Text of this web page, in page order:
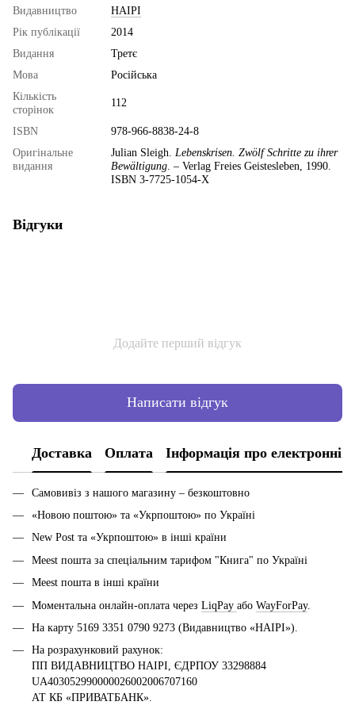
Видавництво
НАІРІ
Рік публікації
2014
Видання
Третє
Мова
Російська
Кількість
сторінок
112
ISBN
978-966-8838-24-8
Оригінальне
видання
Julian Sleigh. Lebenskrisen. Zwölf Schritte zu ihrer
Bewältigung . – Verlag Freies Geistesleben, 1990.
ISBN 3-7725-1054-X
Відгуки
Додайте перший відгук
Написати відгук
Доставка Оплата Інформація про електронні
Самовивіз з нашого магазину – безкоштовно
«Новою поштою» та «Укрпоштою» по Україні
New Post та «Укрпоштою» в інші країни
Meest пошта за спеціальним тарифом "Книга" по Україні
Meest пошта в інші країни
Моментальна онлайн-оплата через LiqPay або WayForPay.
На карту 5169 3351 0790 9273 (Видавництво «НАІРІ»).
На розрахунковий рахунок:
ПП ВИДАВНИЦТВО НАІРІ, ЄДРПОУ 33298884
UA403052990000026002006707160
АТ КБ «ПРИВАТБАНК».